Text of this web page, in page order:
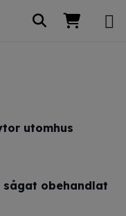
utomhus
sågat obehandlat